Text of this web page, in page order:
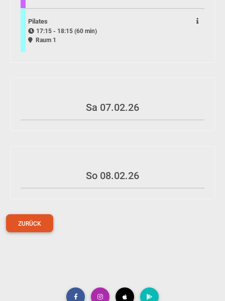
Pilates
17:15 - 18:15 (60 min)
Raum 1
Sa 07.02.26
So 08.02.26
ZURÜCK